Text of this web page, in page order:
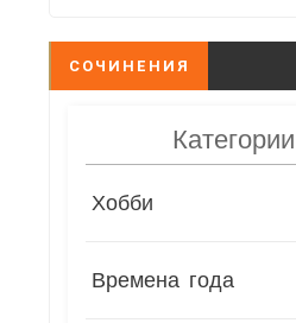
СОЧИНЕНИЯ
Категории
Хобби
Времена года